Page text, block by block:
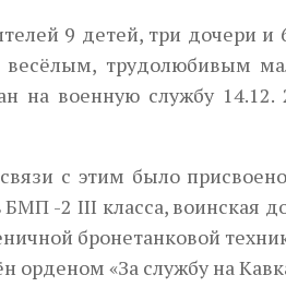
9 детей, три дочери и
трудолюбивым
на военную службу 14.12.
с этим было
-2 III класса, воинская
бронетанковой
«За службу на
Next